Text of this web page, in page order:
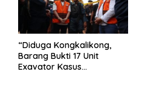
“Diduga Kongkalikong,
Barang Bukti 17 Unit
Exavator Kasus